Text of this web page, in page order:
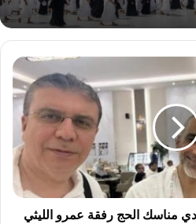
مناسك الحج رفقة عمرو الليثي